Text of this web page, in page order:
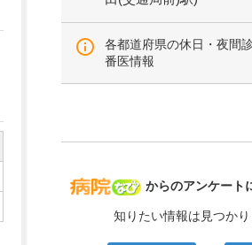
各都道府県の休日・夜間
番医情報
病院なび
からのアンケート
知りたい情報は見つか